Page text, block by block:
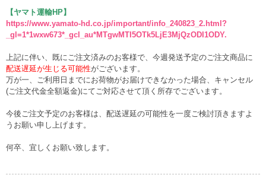
【ヤマト運輸HP】
https://www.yamato-hd.co.jp/important/info_240823_2.html?
_gl=1*1wxw673*_gcl_au*MTgwMTI5OTk5LjE3MjQzODI1ODY.
上記に伴い、既にご注文済みのお客様で、今週発送予定のご注文商品に
配送遅延が生じる可能性がございます。
万が一、ご利用日までにお荷物がお届けできなかった場合、キャンセル
(ご注文代金全額返金)にてご対応させて頂く所存でございます。
今後ご注文予定のお客様は、配送遅延の可能性を一度ご検討頂きますよ
うお願い申し上げます。
何卒、宜しくお願い致します。